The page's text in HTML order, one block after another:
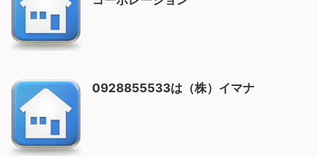
0928855533は（株）イマナ